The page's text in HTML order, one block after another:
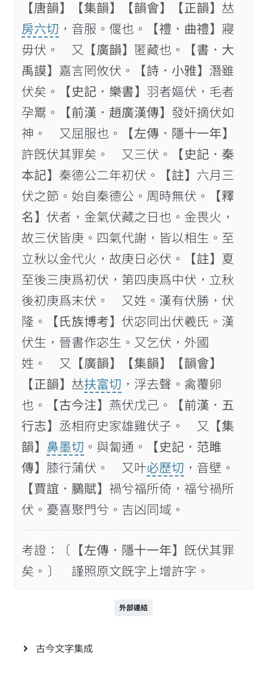
【唐韻】 【集韻】 【韻會】 【正韻】 𠀤
房六切 ，音服。偃也。 【禮．曲禮】 寢
毋伏。 又
【廣韻】 匿藏也。
【書．大
禹謨】 嘉言罔攸伏。 【詩．小雅】 潛雖
伏矣。
【史記．樂書】 羽者嫗伏，毛者
孕鬻。
【前漢．趙廣漢傳】 發奸摘伏如
神。 又屈服也。
【左傳．隱十一年】
許旣伏其罪矣。 又三伏。
【史記．秦
本記】 秦德公二年初伏。 【註】 六月三
伏之節。始自秦德公。周時無伏。
【釋
名】 伏者，金氣伏藏之日也。金畏火，
故三伏皆庚。四氣代謝，皆以相生。至
立秋以金代火，故庚日必伏。
【註】 夏
至後三庚爲初伏，第四庚爲中伏，立秋
後初庚爲末伏。 又姓。漢有伏勝，伏
隆。
【氏族博考】 伏宓同出伏羲氏。漢
伏生，晉書作宓生。又乞伏，外國
姓。 又
【廣韻】 【集韻】
【韻會】
【正韻】 𠀤扶富切 ，浮去聲。禽覆卵
也。
【古今注】 燕伏戊己。
【前漢．五
行志】 丞相府史家雄雞伏子。 又
【集
韻】 鼻墨切 。與匐通。
【史記．范雎
傳】 膝行蒲伏。 又叶必歷切 ，音壁。
【賈誼．鵩賦】 禍兮福所倚，福兮禍所
伏。憂喜聚門兮。吉凶同域。
考證：〔 【左傳．隱十一年】 旣伏其罪
矣。〕 謹照原文旣字上增許字。
外部連結
古今文字集成